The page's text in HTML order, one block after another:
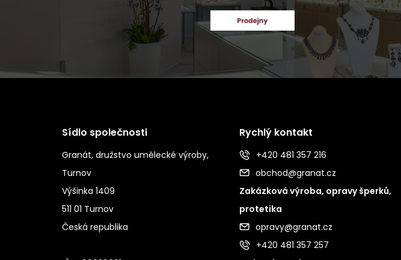
Sídlo společnosti
Granát, družstvo umělecké výroby,
Turnov
Výšinka 1409
511 01 Turnov
Česká republika
Rychlý kontakt
+420 481 357 216
obchod@granat.cz
Zakázková výroba, opravy šperků,
protetika
opravy@granat.cz
+420 481 357 257